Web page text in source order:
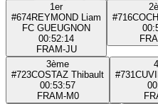
1er
#674REYMOND Liam
FC GUEUGNON
00:52:14
FRAM-JU
#716
FRA
3ème
#723COSTAZ Thibault
00:53:57
FRAM-M0
#731